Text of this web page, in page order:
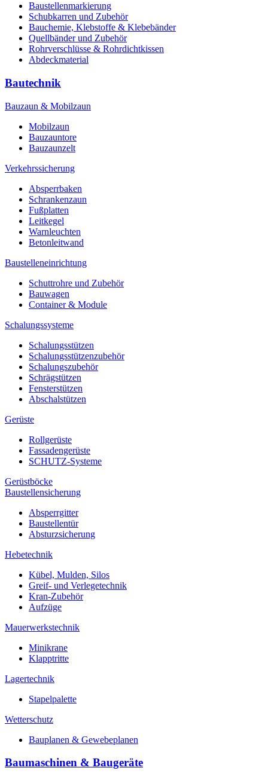
Baustellenmarkierung
Schubkarren und Zubehör
Bauchemie, Klebstoffe & Klebebänder
Quellbänder und Zubehör
Rohrverschlüsse & Rohrdichtkissen
Abdeckmaterial
Bautechnik
Bauzaun & Mobilzaun
Mobilzaun
Bauzauntore
Bauzaunzelt
Verkehrssicherung
Absperrbaken
Schrankenzaun
Fußplatten
Leitkegel
Warnleuchten
Betonleitwand
Baustelleneinrichtung
Schuttrohre und Zubehör
Bauwagen
Container & Module
Schalungssysteme
Schalungsstützen
Schalungsstützenzubehör
Schalungszubehör
Schrägstützen
Fensterstützen
Abschalstützen
Gerüste
Rollgerüste
Fassadengerüste
SCHUTZ-Systeme
Gerüstböcke
Baustellensicherung
Absperrgitter
Baustellentür
Absturzsicherung
Hebetechnik
Kübel, Mulden, Silos
Greif- und Verlegetechnik
Kran-Zubehör
Aufzüge
Mauerwerkstechnik
Minikrane
Klapptritte
Lagertechnik
Stapelpalette
Wetterschutz
Bauplanen & Gewebeplanen
Baumaschinen & Baugeräte